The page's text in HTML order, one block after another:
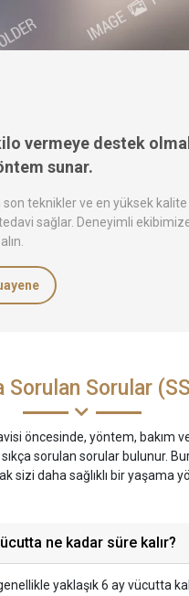
vermeye destek
sunar.
teknikler ve en yüksek
sağlar. Deneyimli
Sorulan Sorular
öncesinde, yöntem, bakım
sorulan sorular bulunur.
sizi daha sağlıklı bir yaşama
ne kadar süre kalır?
yaklaşık 6 ay vücutta